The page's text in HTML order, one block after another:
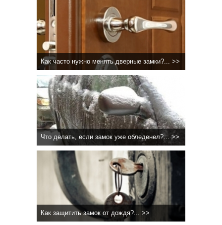
Как часто нужно менять дверные замки?... >>
Что делать, если замок уже обледенел?... >>
Как защитить замок от дождя?... >>